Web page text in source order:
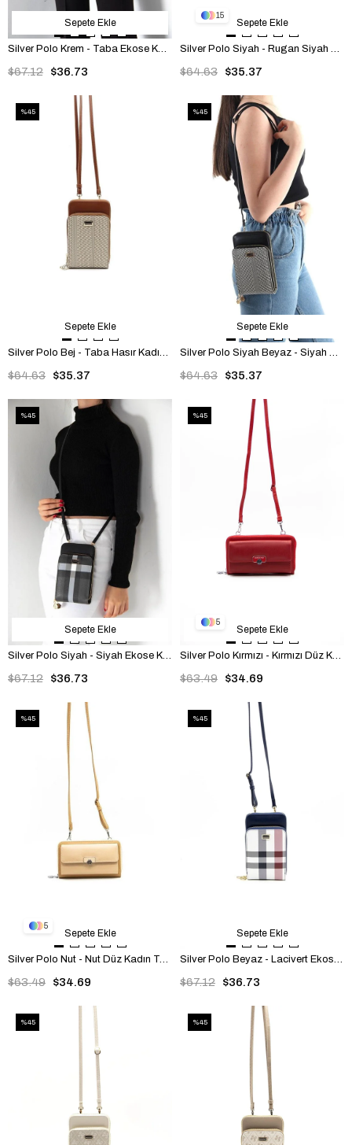
Silver Polo Krem - Taba Ekose Kadın Telefon Çantası SP1011
$36.73
$67.12
Sepete Ekle
15
Silver Polo Siyah - Rugan Siyah Fashion Kadın Telefon Çantası SP1011
$35.37
$64.63
Sepete Ekle
$35.37
$64.63
Sepete Ekle
%45
$35.37
$64.63
Sepete Ekle
%45
Silver Polo Siyah - Siyah Ekose Kadın Telefon Çantası SP1011
$36.73
$67.12
Sepete Ekle
%45
5
Silver Polo Kırmızı - Kırmızı Düz Kadın Telefon Çantası SP921
$34.69
$63.49
Sepete Ekle
%45
5
$34.69
$63.49
Sepete Ekle
%45
$36.73
$67.12
Sepete Ekle
%45
%45 %45